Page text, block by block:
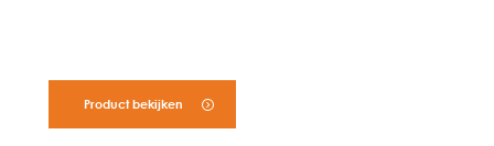
Product bekijken